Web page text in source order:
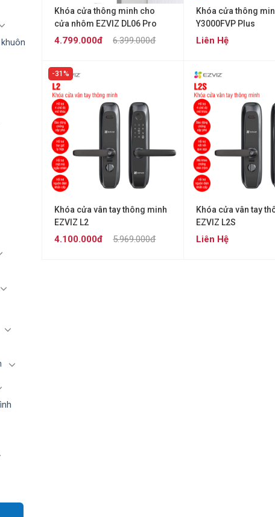
Khóa cửa thông minh cho
cửa nhôm EZVIZ DL06 Pro
6.399.000đ
4.799.000đ
Khóa cửa thông
Y3000FVP Plus
Liên Hệ
31%
Khóa cửa vân tay thông minh
EZVIZ L2
5.969.000đ
4.100.000đ
Khóa cửa vân tay
EZVIZ L2S
Liên Hệ